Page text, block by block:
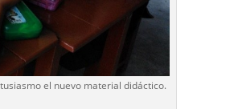
el nuevo material didáctico.